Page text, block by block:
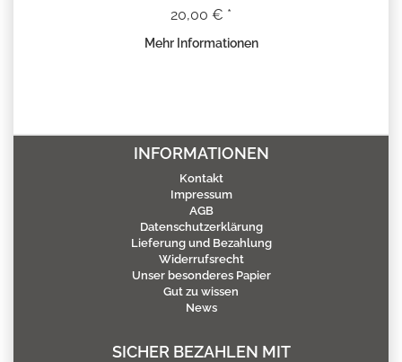
20,00 € *
Mehr Informationen
INFORMATIONEN
Kontakt
Impressum
AGB
Datenschutzerklärung
Lieferung und Bezahlung
Widerrufsrecht
Unser besonderes Papier
Gut zu wissen
News
SICHER BEZAHLEN MIT